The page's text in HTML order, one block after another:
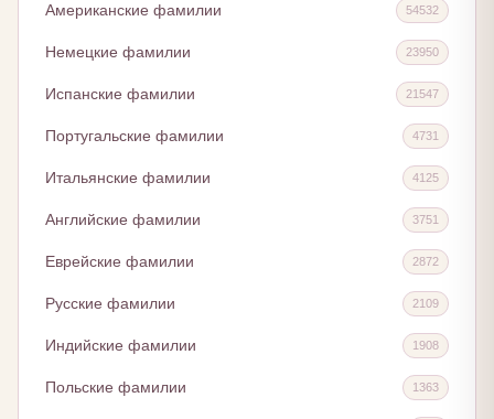
Американские фамилии 54532
Немецкие фамилии 23950
Испанские фамилии 21547
Португальские фамилии 4731
Итальянские фамилии 4125
Английские фамилии 3751
Еврейские фамилии 2872
Русские фамилии 2109
Индийские фамилии 1908
Польские фамилии 1363